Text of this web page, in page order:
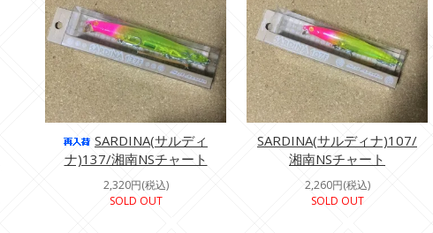
SARDINA(サルディ
ナ)137/湘南NSチャート
2,320円(税込)
SOLD OUT
SARDINA(サルディナ)107/
湘南NSチャート
2,260円(税込)
SOLD OUT